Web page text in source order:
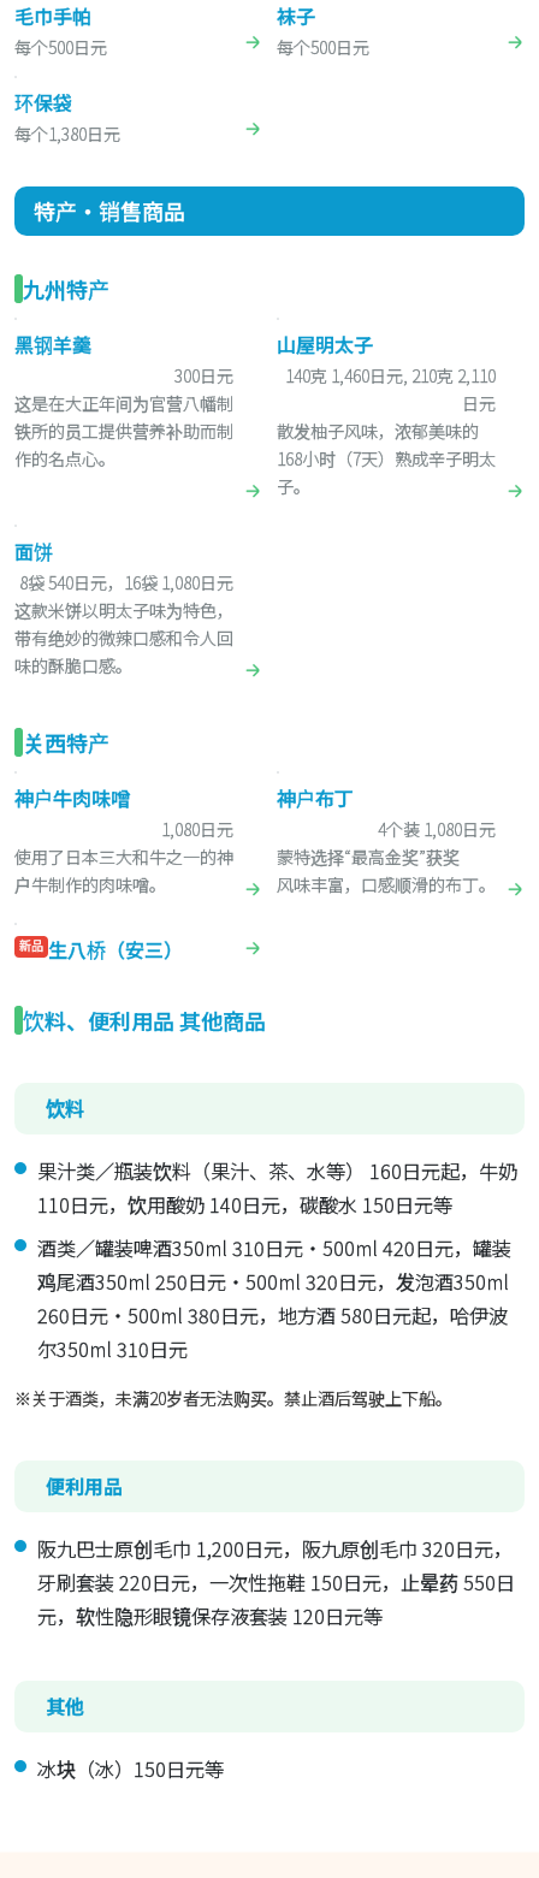
毛巾手帕
每个500日元
袜子
每个500日元
环保袋
每个1,380日元
特产・销售商品
九州特产
黑钢羊羹
300日元
这是在大正年间为官营八幡制
铁所的员工提供营养补助而制
作的名点心。
山屋明太子
140克 1,460日元, 210克 2,110
日元
散发柚子风味，浓郁美味的
168小时（7天）熟成辛子明太
子。
面饼
8袋 540日元，16袋 1,080日元
这款米饼以明太子味为特色，
带有绝妙的微辣口感和令人回
味的酥脆口感。
关西特产
神户牛肉味噌
1,080日元
使用了日本三大和牛之一的神
户牛制作的肉味噌。
神户布丁
4个装 1,080日元
蒙特选择“最高金奖”获奖
风味丰富，口感顺滑的布丁。
新品 生八桥（安三）
饮料、便利用品 其他商品
饮料
果汁类／瓶装饮料（果汁、茶、水等） 160日元起，牛奶
110日元，饮用酸奶 140日元，碳酸水 150日元等
酒类／罐装啤酒350ml 310日元・500ml 420日元，罐装
鸡尾酒350ml 250日元・500ml 320日元，发泡酒350ml
260日元・500ml 380日元，地方酒 580日元起，哈伊波
尔350ml 310日元
※关于酒类，未满20岁者无法购买。禁止酒后驾驶上下船。
便利用品
阪九巴士原创毛巾 1,200日元，阪九原创毛巾 320日元，
牙刷套装 220日元，一次性拖鞋 150日元，止晕药 550日
元，软性隐形眼镜保存液套装 120日元等
其他
冰块（冰）150日元等